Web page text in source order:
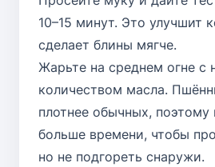
10–15 минут. Это улучшит
сделает блины мягче.
Жарьте на среднем огне с
количеством масла.
плотнее обычных,
больше времени, чтобы
но не подгореть снаружи.